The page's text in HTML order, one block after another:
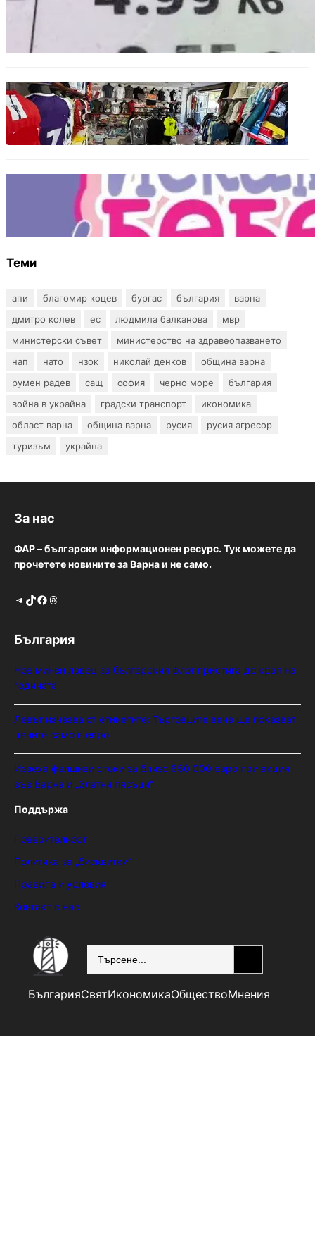
Левът изчезва от етикетите: Търговците
БЪЛГАРИЯ
Иззеха фалшиви стоки за близо 650 000
евро при акция във Варна и „Златни
пясъци“
Инвитро подкрепата под въпрос? „Искам
бебе“ се обяви срещу прехвърлянето на
Центъра към НЗОК
Теми
апи благомир коцев бургас българия
варна
дмитро колев
ес людмила балканова
мвр
министерски съвет
министерство на здравеопазването
нап
нато нзок николай денков
община варна
румен радев
сащ софия черно море
българия
война в украйна
градски транспорт
икономика
област варна
община варна русия
русия агресор
туризъм
украйна
За нас
ФАР – български информационен ресурс. Тук можете да
прочетете новините за Варна и не само.
Telegram TikTok Facebook Threads
България
Нов минен ловец за българския флот пристига до края на
годината
Левът изчезва от етикетите: Търговците вече ще показват
цените само в евро
Иззеха фалшиви стоки за близо 650 000 евро при акция
във Варна и „Златни пясъци“
Поддържа
Поверителност
Политика за „бисквитки“
Правила и условия
Контакт с нас
БългарияСвятИкономикаОбществоМнения